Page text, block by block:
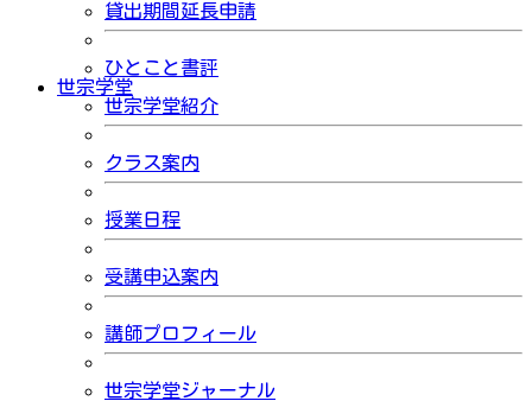
貸出期間延長申請
ひとこと書評
世宗学堂
世宗学堂紹介
クラス案内
授業日程
受講申込案内
講師プロフィール
世宗学堂ジャーナル